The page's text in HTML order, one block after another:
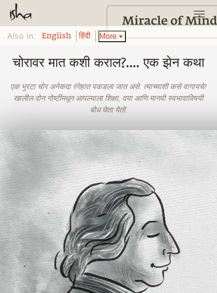
Also in: English हिंदी More
चोरावर मात कशी कराल?.... एक झेन कथा
एक भुरटा चोर अनेकदा रंगेहात पकडला जात असे. त्याच्याशी कसे वागायचे?
खालील दोन गोष्टींमधून आपल्याला शिक्षा, दया आणि मानवी स्वभावाविषयी
बोध घेता येतो.